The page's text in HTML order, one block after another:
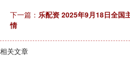
下一篇： 乐配资 2025年9月18日全国
情
相关文章